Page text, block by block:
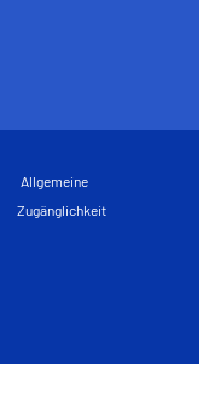
Allgemeine
Zugänglichkeit